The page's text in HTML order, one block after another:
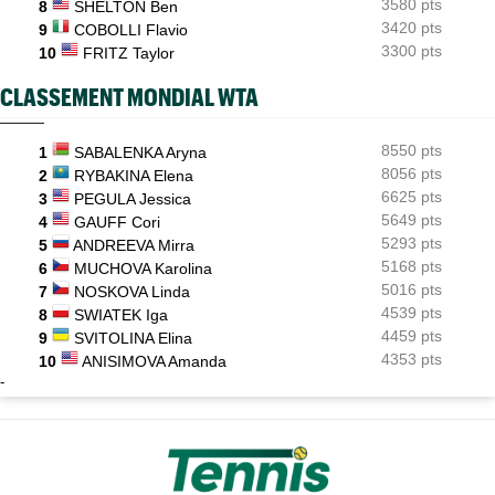
8
SHELTON Ben
3580 pts
9
COBOLLI Flavio
3420 pts
10
FRITZ Taylor 3300 pts
CLASSEMENT MONDIAL WTA
1 SABALENKA Aryna
8550 pts
2
RYBAKINA Elena
8056 pts
3
PEGULA Jessica
6625 pts
4
GAUFF Cori
5649 pts
5
ANDREEVA Mirra
5293 pts
6
MUCHOVA Karolina
5168 pts
7
NOSKOVA Linda
5016 pts
8
SWIATEK Iga
4539 pts
9
SVITOLINA Elina
4459 pts
10
ANISIMOVA Amanda 4353 pts
-